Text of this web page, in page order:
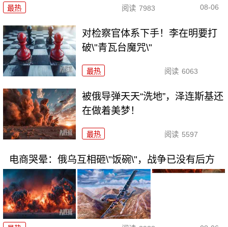
最热 阅读 7983 08-06
对检察官体系下手！李在明要打
破\"青瓦台魔咒\"
最热 阅读 6063
被俄导弹天天“洗地”，泽连斯基还
在做着美梦！
最热 阅读 5597
电商哭晕：俄乌互相砸\"饭碗\"，战争已没有后方